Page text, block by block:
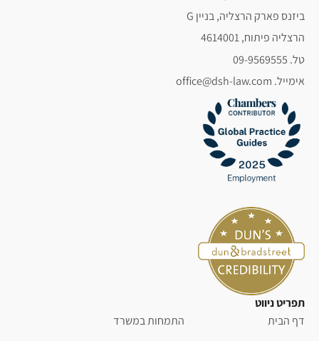
ביזנס פארק הרצליה, בניין G
הרצליה פיתוח, 4614001
טל. 09-9569555
אימייל. office@dsh-law.com
תפריט ניווט
דף הבית
התמחות במשרד